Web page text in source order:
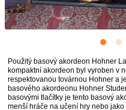
Použitý basový akordeon Hohner
kompaktní akordeon byl vyroben v
respektovanou továrnou Hohner a
basového akordeonu Hohner
basovými tlačítky je tento basový
menší hráče na učení hry nebo